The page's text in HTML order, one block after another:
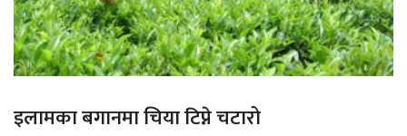
इलामका बगानमा चिया टिप्ने चटारो